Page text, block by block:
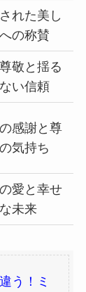
れた美し
の称賛
敬と揺る
い信頼
感謝と尊
気持ち
愛と幸せ
な未来
う！ミ